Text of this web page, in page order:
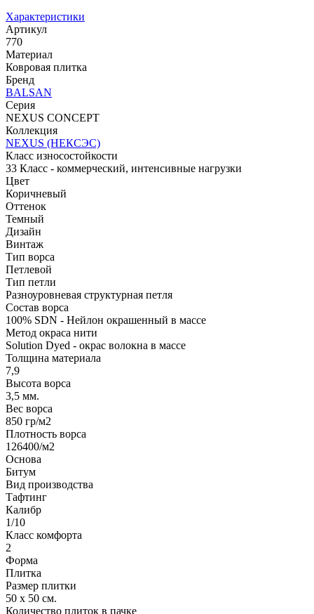
Характеристики
Артикул
770
Материал
Ковровая плитка
Бренд
BALSAN
Серия
NEXUS CONCEPT
Коллекция
NEXUS (НЕКСЭС)
Класс износостойкости
33 Класс - коммерческий, интенсивные нагрузки
Цвет
Коричневый
Оттенок
Темный
Дизайн
Винтаж
Тип ворса
Петлевой
Тип петли
Разноуровневая структурная петля
Состав ворса
100% SDN - Нейлон окрашенный в массе
Метод окраса нити
Solution Dyed - окрас волокна в массе
Толщина материала
7,9
Высота ворса
3,5 мм.
Вес ворса
850 гр/м2
Плотность ворса
126400/м2
Основа
Битум
Вид производства
Тафтинг
Калибр
1/10
Класс комфорта
2
Форма
Плитка
Размер плитки
50 х 50 см.
Количество плиток в пачке